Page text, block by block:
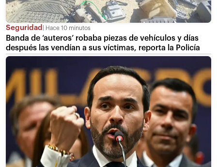
Seguridad Hace 10 minutos
Banda de ‘auteros’ robaba piezas de vehículos y días
después las vendían a sus víctimas, reporta la Policía